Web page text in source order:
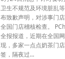
卫生不规范及环境脏乱
布致歉声明，对涉事门
全国门店稽核检查。
全报报道，近期在全国
现，多家一点点奶茶门
签，隔夜过...